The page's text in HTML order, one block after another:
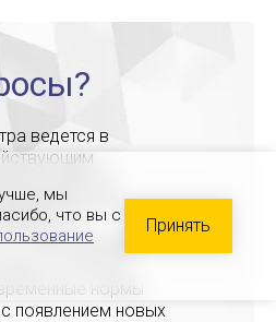
ведется в
день
образования
и опытных
нормы
появлением новых
мы
что вы с
Принять